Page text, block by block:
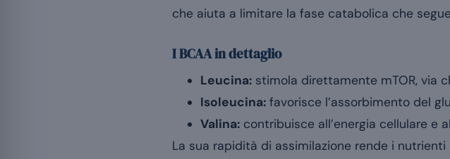
che aiuta a limitare la fase catabolica che
I BCAA in dettaglio
Leucina: stimola direttamente mTOR, via
Isoleucina: favorisce l’assorbimento del
Valina: contribuisce all’energia cellulare e
La sua rapidità di assimilazione rende i